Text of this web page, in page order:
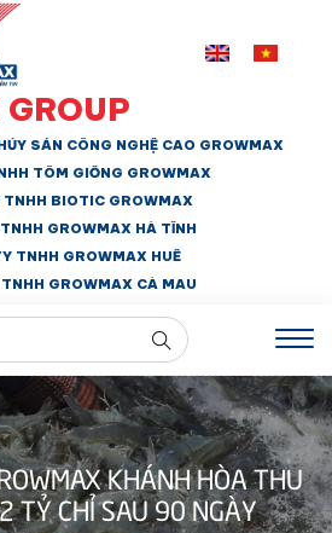
SẢN CÔNG NGHỆ CAO GROWMAX
TÔM GIỐNG GROWMAX
TNHH BIOTIC GROWMAX
GROWMAX HÀ TĨNH
TNHH GROWMAX HUẾ
GROWMAX CÀ MAU
KHÁNH HÒA THU
TỶ CHỈ SAU 90 NGÀY